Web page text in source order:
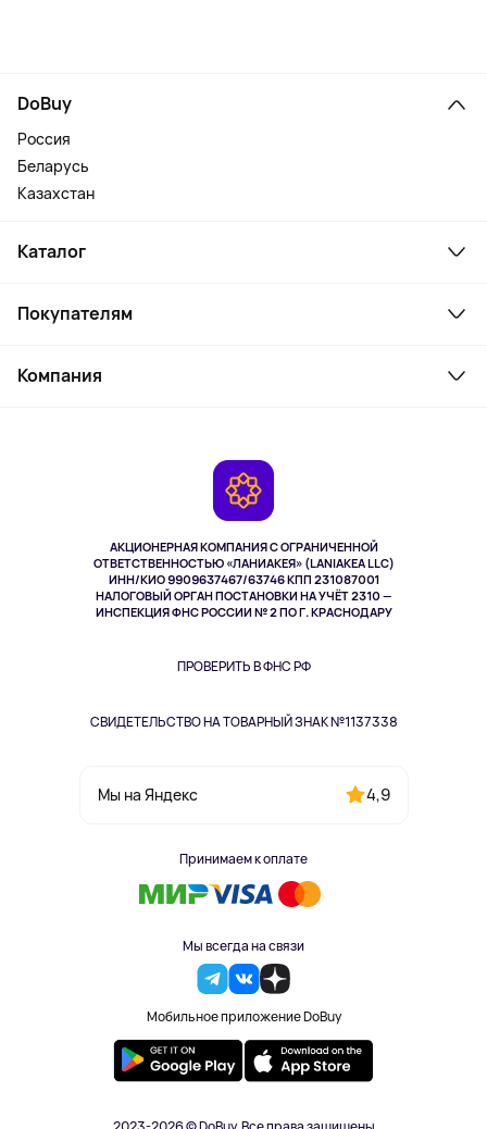
АКЦИОНЕРНАЯ КОМПАНИЯ С ОГРАНИЧЕННОЙ
ОТВЕТСТВЕННОСТЬЮ «ЛАНИАКЕЯ» (LANIAKEA LLC)
ИНН/КИО 9909637467/63746 КПП 231087001
НАЛОГОВЫЙ ОРГАН ПОСТАНОВКИ НА УЧЁТ 2310 —
ИНСПЕКЦИЯ ФНС РОССИИ № 2 ПО Г. КРАСНОДАРУ
ПРОВЕРИТЬ В ФНС РФ
СВИДЕТЕЛЬСТВО НА ТОВАРНЫЙ ЗНАК №1137338
Мы на Яндекс 4,9
Принимаем к оплате
Мы всегда на связи
Мобильное приложение DoBuy
DoBuy
Россия
Беларусь
Казахстан
Каталог
Ноутбуки, мониторы, VR
Косметика и уход
Здоровье питомцев
Одежда и аксессуары
Покупателям
Как заказать
Компания